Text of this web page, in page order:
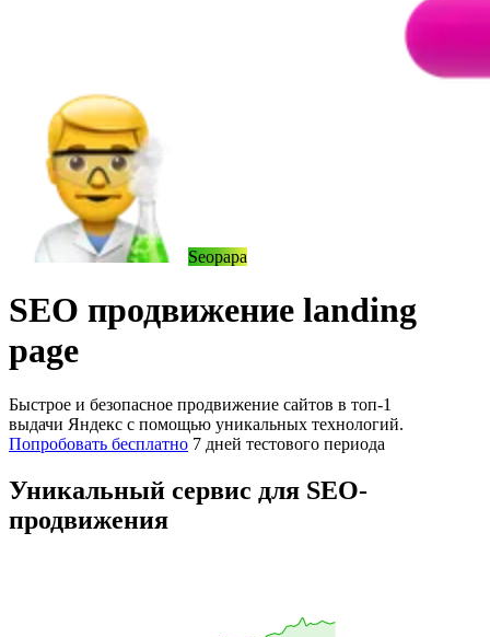
Seopapa
SEO продвижение landing
page
Быстрое и безопасное продвижение сайтов в топ-1
выдачи Яндекс с помощью уникальных технологий.
Попробовать бесплатно 7 дней тестового периода
Уникальный сервис для SEO-
продвижения